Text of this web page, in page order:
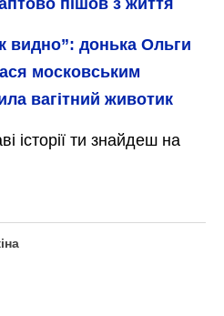
пішов з життя
видно”: донька Ольги
московським
вагітний животик
історії ти знайдеш на